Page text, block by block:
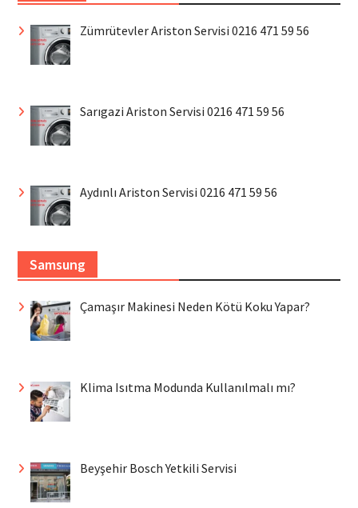
Zümrütevler Ariston Servisi 0216 471 59 56
Sarıgazi Ariston Servisi 0216 471 59 56
Aydınlı Ariston Servisi 0216 471 59 56
Samsung
Çamaşır Makinesi Neden Kötü Koku Yapar?
Klima Isıtma Modunda Kullanılmalı mı?
Beyşehir Bosch Yetkili Servisi